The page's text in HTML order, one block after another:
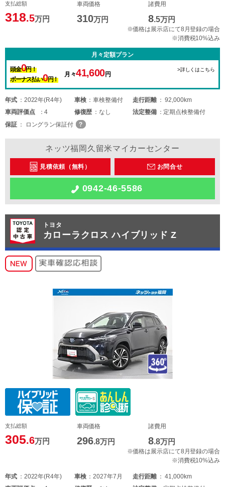
支払総額
318.5万円
車両価格
310万円
諸費用
8.5万円
※価格は展示店にて8月登録の場合
※消費税10%込み
月々定額プラン
頭金0円！
ボーナス払い0円！
月々41,600円
>詳しくはこちら
年式 2022年(R4年) 車検 車検整備付 走行距離
92,000km
車両評価点 4 修復歴 なし 法定整備
定期点検整備付
保証
ロングラン保証付
ネッツ福岡久留米マイカーセンター
見積依頼（無料） お問合せ
0942-46-5586
トヨタ
カローラクロス ハイブリッド Z
支払総額
305.6万円
車両価格
296.8万円
諸費用
8.8万円
※価格は展示店にて8月登録の場合
※消費税10%込み
年式 2022年(R4年) 車検 2027年7月 走行距離
41,000km